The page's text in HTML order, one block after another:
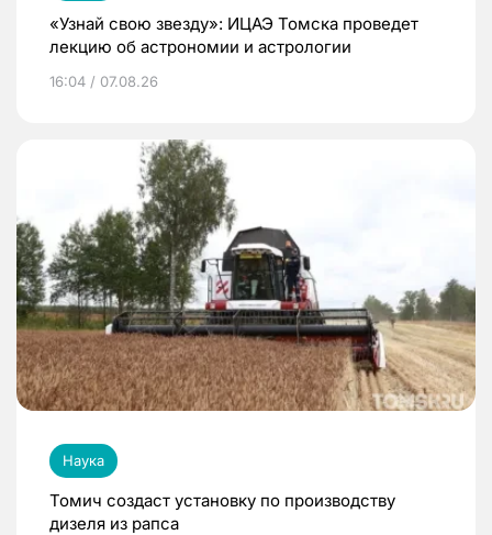
«Узнай свою звезду»: ИЦАЭ Томска проведет
лекцию об астрономии и астрологии
16:04 / 07.08.26
Наука
Томич создаст установку по производству
дизеля из рапса